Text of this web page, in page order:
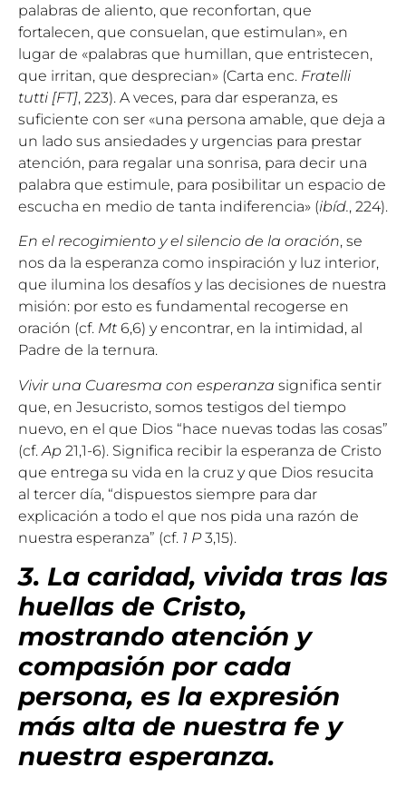
palabras de aliento, que reconfortan, que
fortalecen, que consuelan, que estimulan», en
lugar de «palabras que humillan, que entristecen,
que irritan, que desprecian» (Carta enc. Fratelli
tutti [FT], 223). A veces, para dar esperanza, es
suficiente con ser «una persona amable, que deja a
un lado sus ansiedades y urgencias para prestar
atención, para regalar una sonrisa, para decir una
palabra que estimule, para posibilitar un espacio de
escucha en medio de tanta indiferencia» (ibíd., 224).
En el recogimiento y el silencio de la oración, se
nos da la esperanza como inspiración y luz interior,
que ilumina los desafíos y las decisiones de nuestra
misión: por esto es fundamental recogerse en
oración (cf. Mt 6,6) y encontrar, en la intimidad, al
Padre de la ternura.
Vivir una Cuaresma con esperanza significa sentir
que, en Jesucristo, somos testigos del tiempo
nuevo, en el que Dios “hace nuevas todas las cosas”
(cf. Ap 21,1-6). Significa recibir la esperanza de Cristo
que entrega su vida en la cruz y que Dios resucita
al tercer día, “dispuestos siempre para dar
explicación a todo el que nos pida una razón de
nuestra esperanza” (cf. 1 P3,15).
3. La caridad, vivida tras las
huellas de Cristo,
mostrando atención y
compasión por cada
persona, es la expresión
más alta de nuestra fe y
nuestra esperanza.